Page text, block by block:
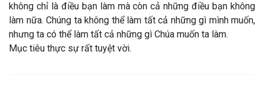
không chỉ là điều bạn làm mà còn cả những điều bạn không
làm nữa. Chúng ta không thể làm tất cả những gì mình muốn,
nhưng ta có thể làm tất cả những gì Chúa muốn ta làm.
Mục tiêu thực sự rất tuyệt vời.